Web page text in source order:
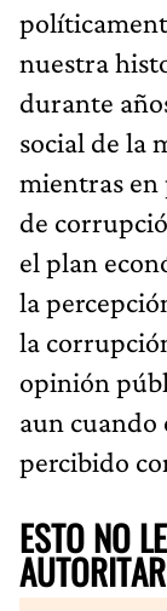
nuestra
durante
social de la
mientras en
de
el plan
la
la
opinión
aun cuando
percibido
ESTO NO